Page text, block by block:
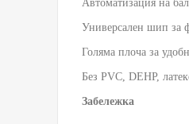
Автоматизация на
Универсален шип за
Голяма плоча за
Забележка